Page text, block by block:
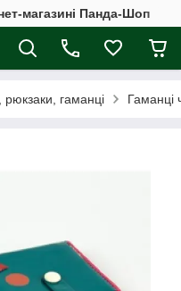
магазині Панда-Шоп
гаманці Гаманці